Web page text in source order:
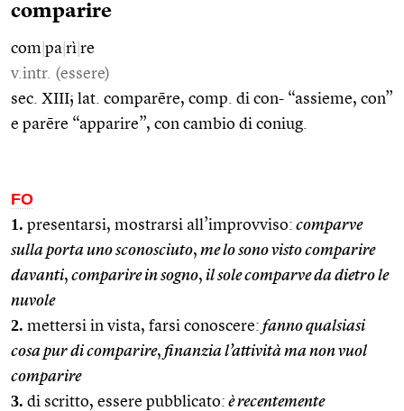
comparire
com pa rì re
v.intr. (essere)
sec. XIII; lat. comparēre, comp. di con- “assieme, con”
e parēre “apparire”, con cambio di coniug.
FO
1. presentarsi, mostrarsi all’improvviso: comparve
sulla porta uno sconosciuto, me lo sono visto comparire
davanti, comparire in sogno, il sole comparve da dietro le
nuvole
2. mettersi in vista, farsi conoscere: fanno qualsiasi
cosa pur di comparire, finanzia l’attività ma non vuol
comparire
3. di scritto, essere pubblicato: è recentemente